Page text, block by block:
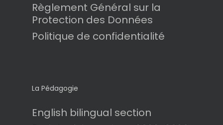
Règlement Général sur la
Protection des Données
Politique de confidentialité
La Pédagogie
English bilingual section